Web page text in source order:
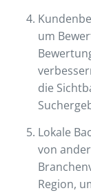
um
die
Lokale
von
Region,